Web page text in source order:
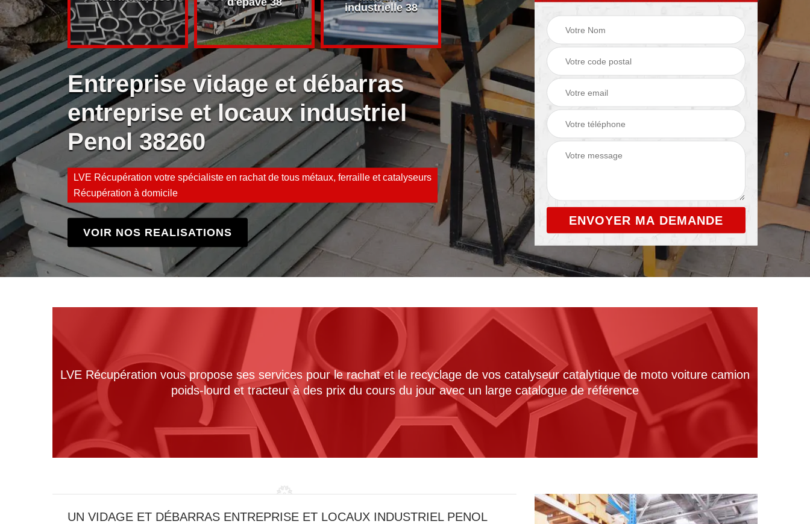
industrielle 38
Entreprise vidage et débarras
entreprise et locaux industriel
Penol 38260
LVE Récupération votre spécialiste en rachat de tous métaux, ferraille et catalyseurs
Récupération à domicile
VOIR NOS REALISATIONS
LVE Récupération vous propose ses services pour le rachat et le recyclage de vos catalyseur catalytique de moto voiture camion
poids-lourd et tracteur à des prix du cours du jour avec un large catalogue de référence
UN VIDAGE ET DÉBARRAS ENTREPRISE ET LOCAUX INDUSTRIEL PENOL